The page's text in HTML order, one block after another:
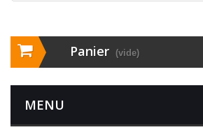
Panier (vide)
MENU